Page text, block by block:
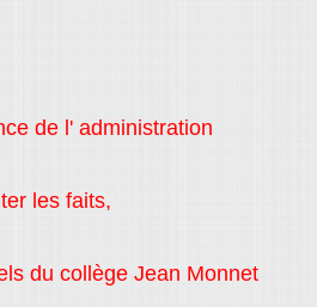
de l' administration
les faits,
du collège Jean Monnet